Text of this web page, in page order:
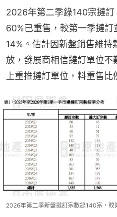
2026年第二季錄140宗撻
60%已重售，較第一季撻
14%。估計因新盤銷售維
放，發展商相信撻訂單位不
上重推撻訂單位，料重售比
2026年第二季新盤撻訂宗數錄140宗，較